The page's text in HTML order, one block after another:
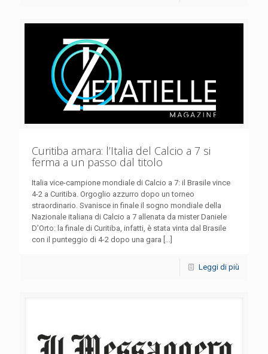
Curitiba amara: l’Italia del Calcio a 7 si
ferma a un passo dal titolo
Italia vice-campione mondiale di Calcio a 7: il Brasile vince
4-2 a Curitiba. Orgoglio azzurro dopo un torneo
straordinario. Svanisce in finale il sogno mondiale della
Nazionale italiana di Calcio a 7 allenata da mister Daniele
D’Orto: la finale di Curitiba, infatti, è stata vinta dal Brasile
con il punteggio di 4-2 dopo una gara [...]
Leggi di più